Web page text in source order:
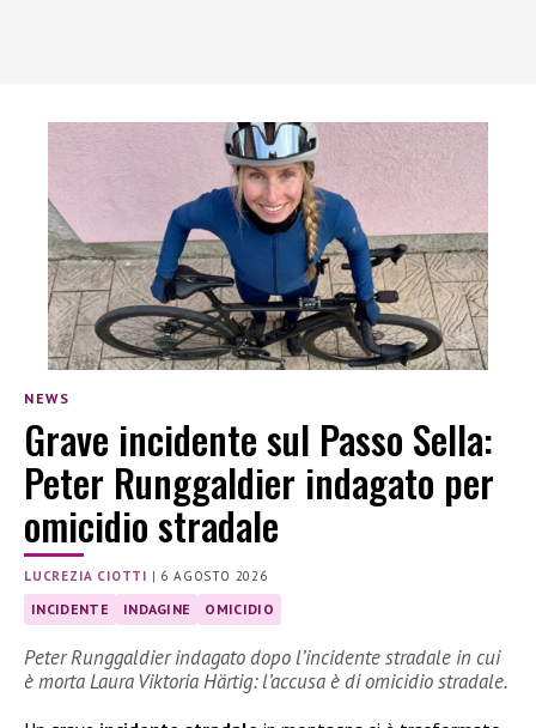
NEWS
Grave incidente sul Passo Sella:
Peter Runggaldier indagato per
omicidio stradale
LUCREZIA CIOTTI | 6 AGOSTO 2026
INCIDENTE INDAGINE OMICIDIO
Peter Runggaldier indagato dopo l’incidente stradale in cui
è morta Laura Viktoria Härtig: l’accusa è di omicidio stradale.